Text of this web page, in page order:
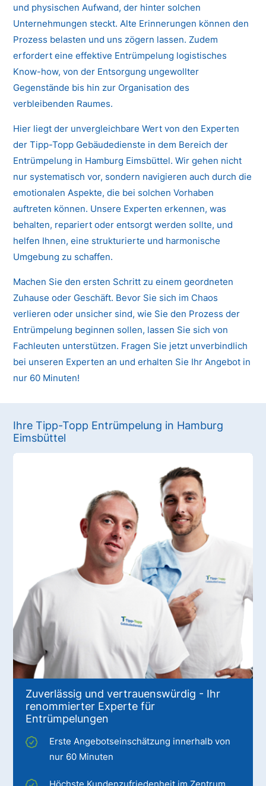
und physischen Aufwand, der hinter solchen
Unternehmungen steckt. Alte Erinnerungen können den
Prozess belasten und uns zögern lassen. Zudem
erfordert eine effektive Entrümpelung logistisches
Know-how, von der Entsorgung ungewollter
Gegenstände bis hin zur Organisation des
verbleibenden Raumes.
Hier liegt der unvergleichbare Wert von den Experten
der Tipp-Topp Gebäudedienste in dem Bereich der
Entrümpelung in Hamburg Eimsbüttel. Wir gehen nicht
nur systematisch vor, sondern navigieren auch durch die
emotionalen Aspekte, die bei solchen Vorhaben
auftreten können. Unsere Experten erkennen, was
behalten, repariert oder entsorgt werden sollte, und
helfen Ihnen, eine strukturierte und harmonische
Umgebung zu schaffen.
Machen Sie den ersten Schritt zu einem geordneten
Zuhause oder Geschäft. Bevor Sie sich im Chaos
verlieren oder unsicher sind, wie Sie den Prozess der
Entrümpelung beginnen sollen, lassen Sie sich von
Fachleuten unterstützen. Fragen Sie jetzt unverbindlich
bei unseren Experten an und erhalten Sie Ihr Angebot in
nur 60 Minuten!
Ihre Tipp-Topp Entrümpelung in Hamburg
Eimsbüttel
Zuverlässig und vertrauenswürdig - Ihr
renommierter Experte für
Entrümpelungen
Erste Angebotseinschätzung innerhalb von
nur 60 Minuten